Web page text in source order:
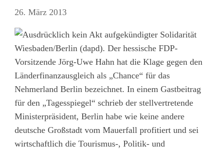
26. März 2013
Wiesbaden/Berlin (dapd). Der hessische FDP-
Vorsitzende Jörg-Uwe Hahn hat die Klage gegen den
Länderfinanzausgleich als „Chance“ für das
Nehmerland Berlin bezeichnet. In einem Gastbeitrag
für den „Tagesspiegel“ schrieb der stellvertretende
Ministerpräsident, Berlin habe wie keine andere
deutsche Großstadt vom Mauerfall profitiert und sei
wirtschaftlich die Tourismus-, Politik- und